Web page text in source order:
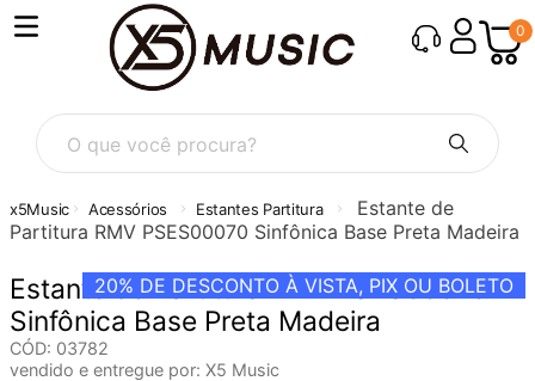
0
O que você procura?
Acessórios Estantes Partitura
Estante de
Partitura RMV PSES00070 Sinfônica Base Preta Madeira
20% DE DESCONTO À VISTA, PIX OU BOLETO
Estante de Partitura RMV PSES00070
Sinfônica Base Preta Madeira
CÓD: 03782
vendido e entregue por: X5 Music